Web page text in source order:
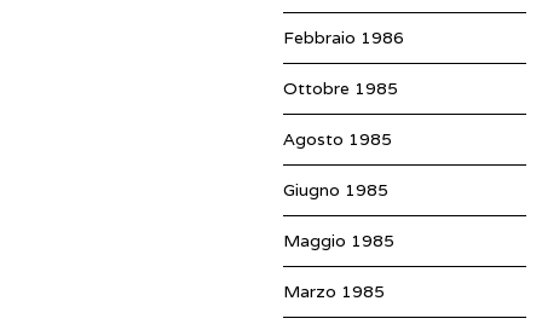
Febbraio 1986
Ottobre 1985
Agosto 1985
Giugno 1985
Maggio 1985
Marzo 1985